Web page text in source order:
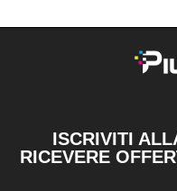
ISCRIVITI
RICEVERE